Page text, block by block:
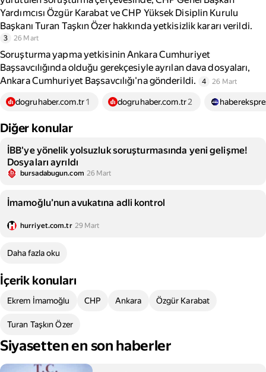
Yardımcısı Özgür Karabat ve CHP Yüksek Disiplin Kurulu
Başkanı Turan Taşkın Özer hakkında yetkisizlik kararı verildi.
3 26 Mart
Soruşturma yapma yetkisinin Ankara Cumhuriyet
Başsavcılığında olduğu gerekçesiyle ayrılan dava dosyaları,
Ankara Cumhuriyet Başsavcılığı'na gönderildi.
4 26 Mart
dogruhaber.com.tr1 dogruhaber.com.tr2
Diğer konular
İBB'ye yönelik yolsuzluk soruşturmasında yeni gelişme!
Dosyaları ayrıldı
bursadabugun.com 26 Mart
İmamoğlu’nun avukatına adli kontrol
hurriyet.com.tr 29 Mart
Daha fazla oku
İçerik konuları
Ekrem İmamoğlu CHP Ankara Özgür Karabat
Turan Taşkın Özer
Siyasetten en son haberler